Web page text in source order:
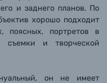
и заднего планов. По
хорошо подходит
поясных, портретов в
съемки и творческой
он не имеет